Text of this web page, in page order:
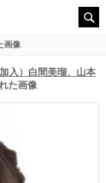
画像
入）白間美瑠、山本
た画像